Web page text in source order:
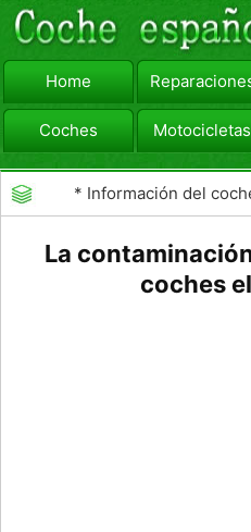
Home
Coches Motocicletas
viajar Camiones
* Información del
La
coches